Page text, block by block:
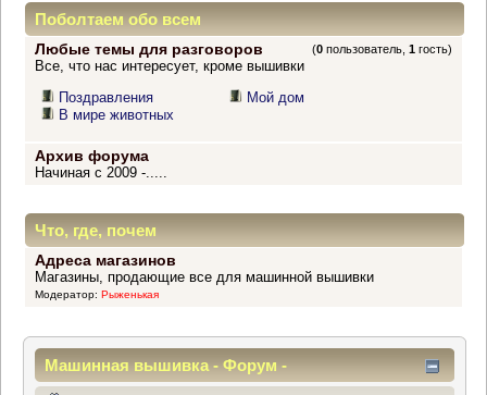
Поболтаем обо всем
Любые темы для разговоров (0 пользователь,1 гость)
Все, что нас интересует, кроме вышивки
Поздравления
В мире животных
Мой дом
Архив форума
Начиная с 2009 -.....
Что, где, почем
Адреса магазинов
Магазины, продающие все для машинной вышивки
Модератор: Рыженькая
Машинная вышивка - Форум -